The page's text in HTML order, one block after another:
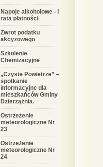
Napoje alkoholowe - I
rata płatności
Zwrot podatku
akcyzowego
Szkolenie
Chemizacyjne
„Czyste Powietrze” –
spotkanie
informacyjne dla
mieszkańców Gminy
Dzierzążnia.
Ostrzeżenie
meteorologiczne Nr
23
Ostrzeżenie
meteorologiczne Nr
24